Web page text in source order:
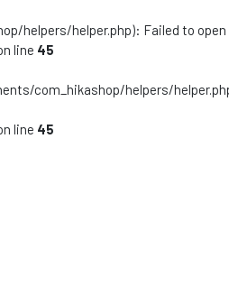
helpers/helper.php): Failed to
line 45
com_hikashop/helpers/
line 45